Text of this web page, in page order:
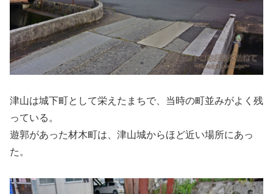
津山は城下町として栄えたまちで、当時の町並みがよく残
っている。
遊郭があった材木町は、津山城からほど近い場所にあっ
た。